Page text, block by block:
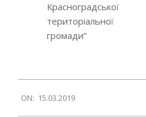
Красноградської
територіальної
громади”
03-
ON: 15.03.2019